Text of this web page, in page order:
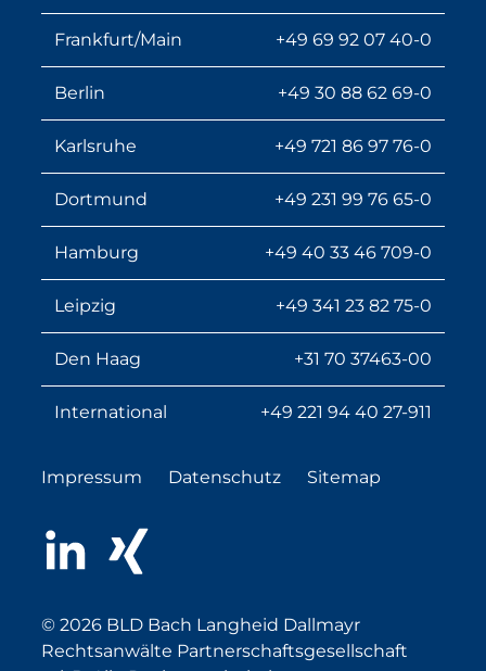
Frankfurt/Main +49 69 92 07 40-0
Berlin +49 30 88 62 69-0
Karlsruhe +49 721 86 97 76-0
Dortmund +49 231 99 76 65-0
Hamburg +49 40 33 46 709-0
Leipzig +49 341 23 82 75-0
Den Haag +31 70 37463-00
International +49 221 94 40 27-911
Impressum Datenschutz Sitemap
LinkedIn
© 2026 BLD Bach Langheid Dallmayr
Rechtsanwälte Partnerschaftsgesellschaft